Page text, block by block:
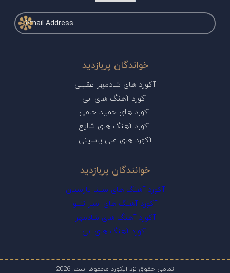
خواندگان پربازدید
آکورد های شادمهر عقیلی
آکورد آهنگ های ابی
آکورد های حمید حامی
آکورد آهنگ های شایع
آکورد های علی یاسینی
خوانندگان پربازدید
آکورد آهنگ های سینا پارسیان
آکورد آهنگ های امیر تتلو
آکورد آهنگ های شادمهر
آکورد آهنگ های ابی
تمامی حقوق نزد ایکورد محفوظ است. 2026